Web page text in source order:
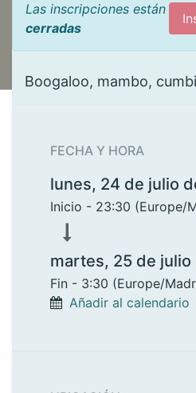
Las inscripciones están
cerradas
Boogaloo, mambo,
FECHA Y HORA
lunes, 24 de julio
Inicio - 23:30 (Europe/
martes, 25 de
Fin - 3:30 (Europe/
Añadir al calendario